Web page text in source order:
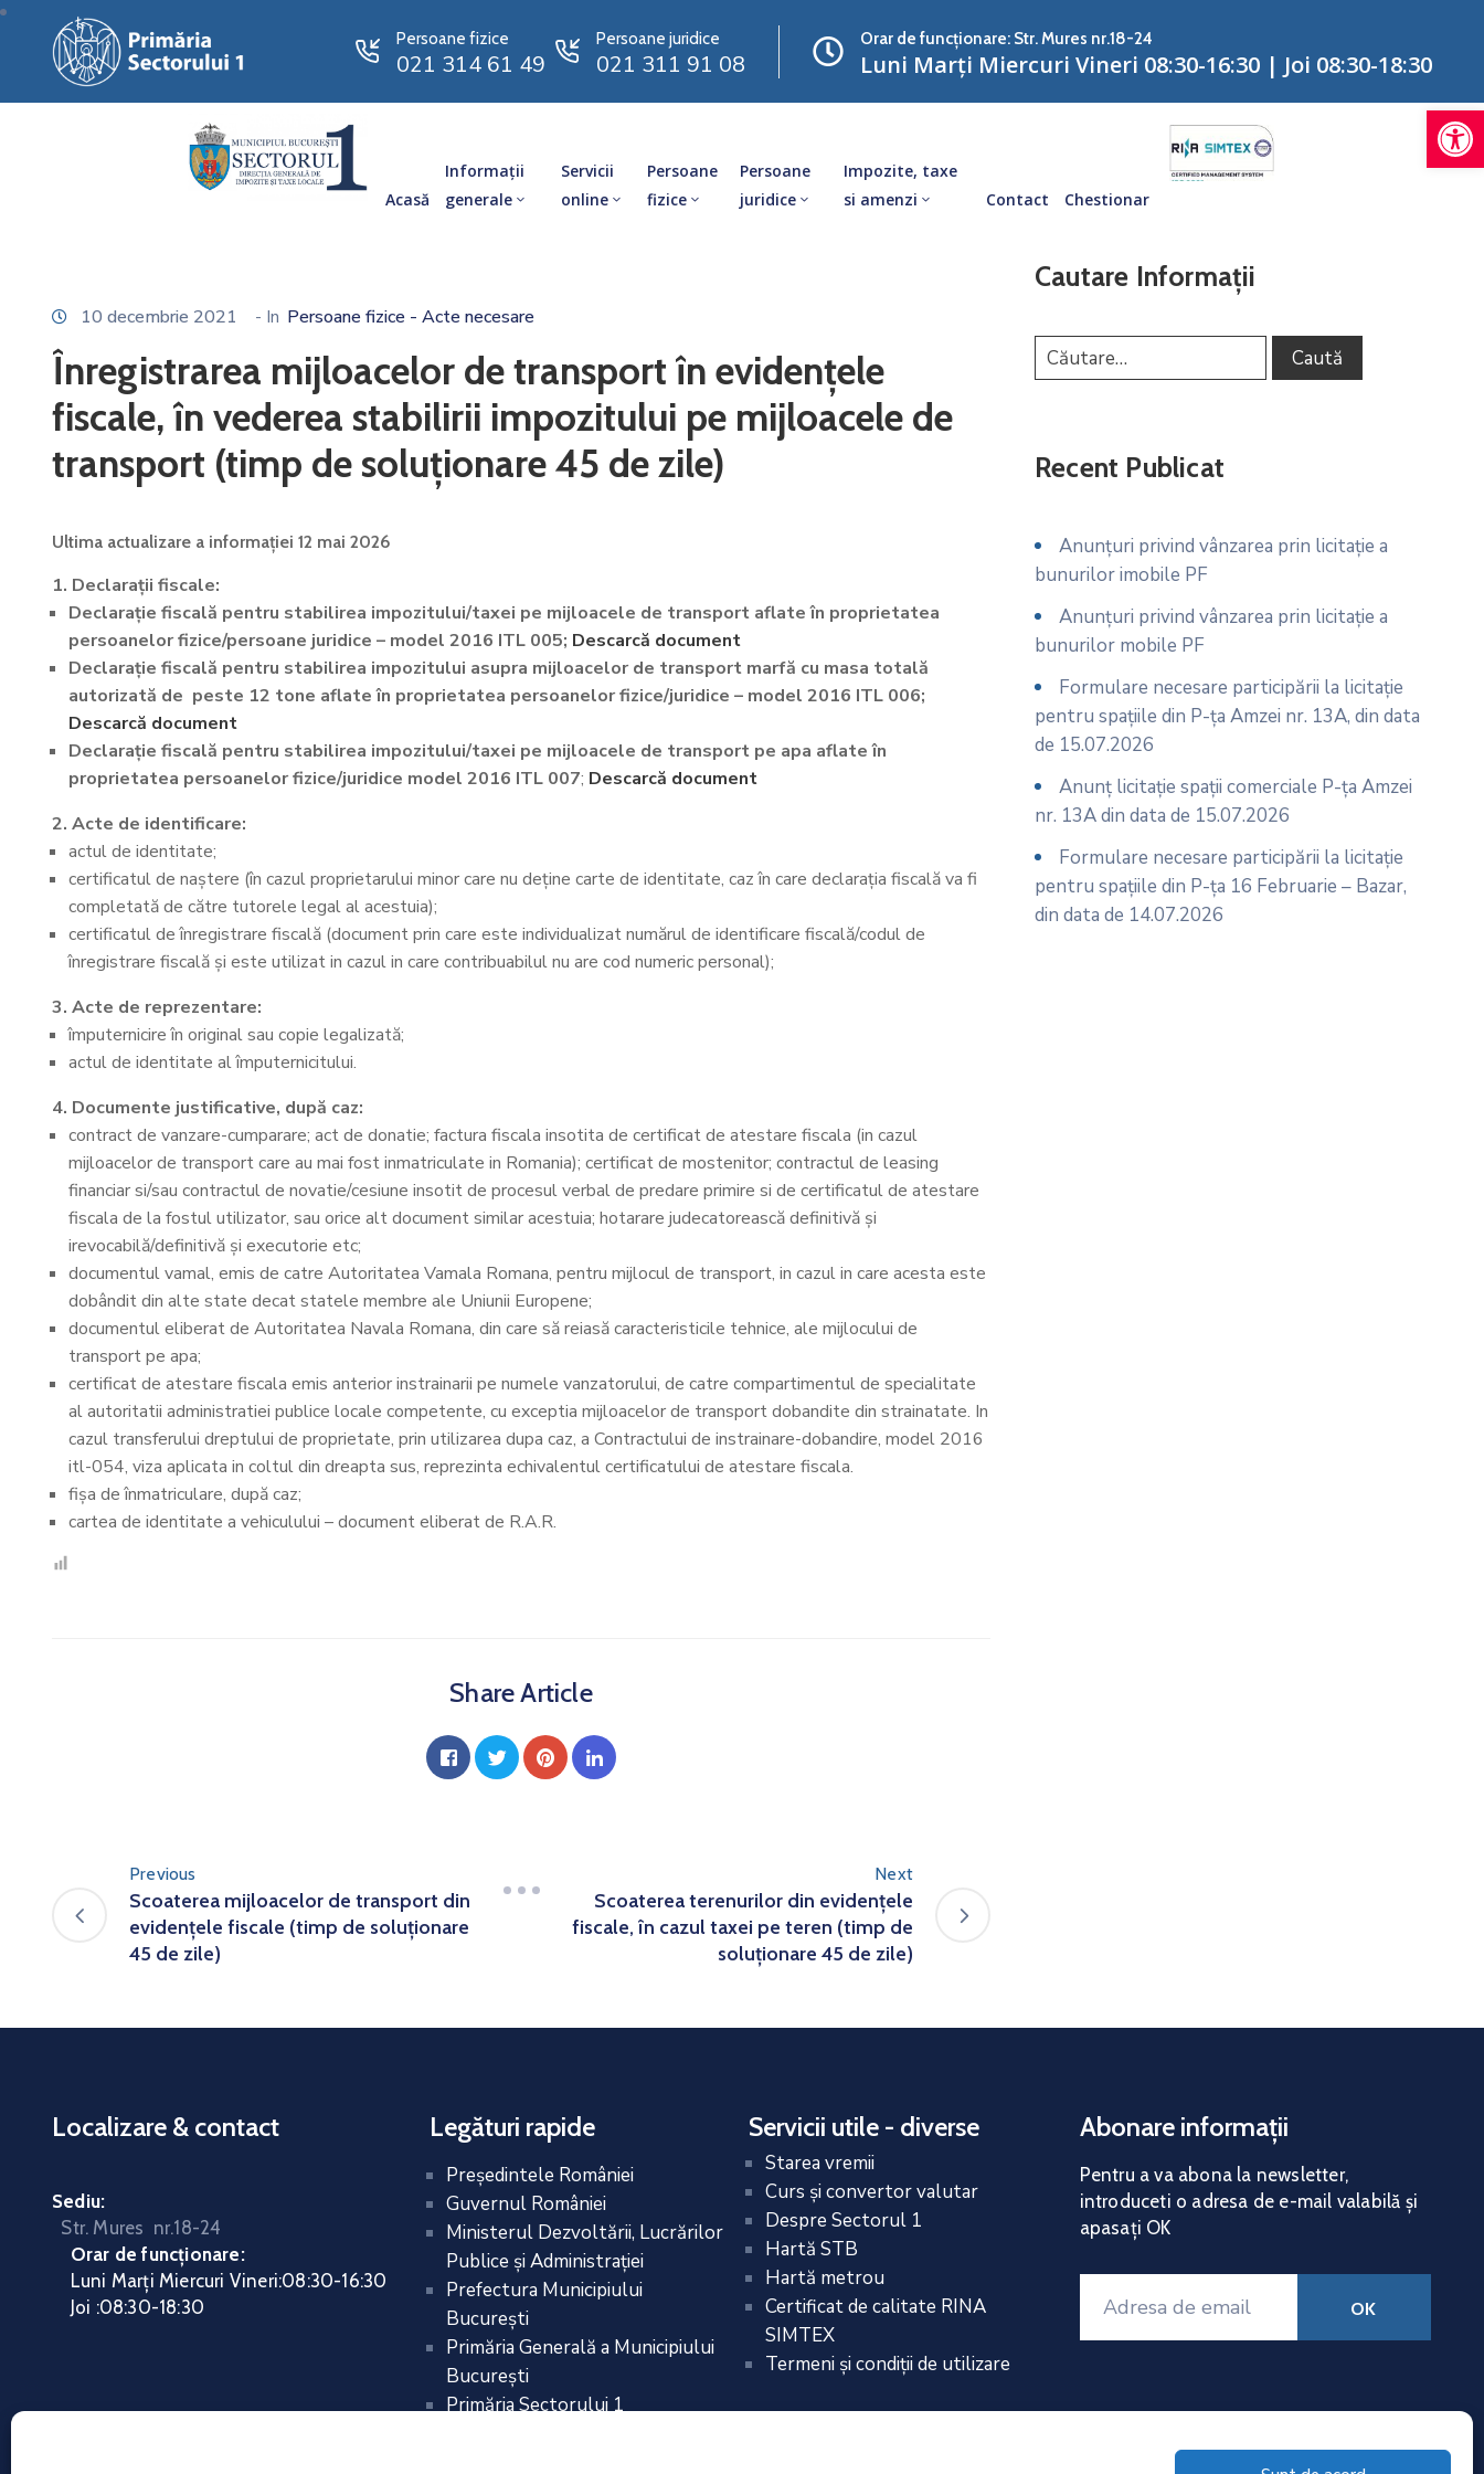
Persoane fizice
021 314 61 49
Persoane juridice
021 311 91 08
Orar de funcționare: Str. Mures nr.18-24
Luni Marți Miercuri Vineri 08:30-16:30 | Joi 08:30-18:30
Acasă
Informații
generale
Servicii
online
Persoane
fizice
Persoane
juridice
Impozite, taxe
si amenzi
Contact Chestionar
10 decembrie 2021 - In Persoane fizice - Acte necesare
Înregistrarea mijloacelor de transport în evidențele
fiscale, în vederea stabilirii impozitului pe mijloacele de
transport (timp de soluționare 45 de zile)
Ultima actualizare a informației 12 mai 2026
1. Declarații fiscale:
Declarație fiscală pentru stabilirea impozitului/taxei pe mijloacele de transport aflate în proprietatea
persoanelor fizice/persoane juridice – model 2016 ITL 005; Descarcă document
Declarație fiscală pentru stabilirea impozitului asupra mijloacelor de transport marfă cu masa totală
autorizată de peste 12 tone aflate în proprietatea persoanelor fizice/juridice – model 2016 ITL 006;
Descarcă document
Declarație fiscală pentru stabilirea impozitului/taxei pe mijloacele de transport pe apa aflate în
proprietatea persoanelor fizice/juridice model 2016 ITL 007; Descarcă document
2. Acte de identificare:
actul de identitate;
certificatul de naștere (în cazul proprietarului minor care nu deține carte de identitate, caz în care declarația fiscală va fi
completată de către tutorele legal al acestuia);
certificatul de înregistrare fiscală (document prin care este individualizat numărul de identificare fiscală/codul de
înregistrare fiscală și este utilizat in cazul in care contribuabilul nu are cod numeric personal);
3. Acte de reprezentare:
împuternicire în original sau copie legalizată;
actul de identitate al împuternicitului.
4. Documente justificative, după caz:
contract de vanzare-cumparare; act de donatie; factura fiscala insotita de certificat de atestare fiscala (in cazul
mijloacelor de transport care au mai fost inmatriculate in Romania); certificat de mostenitor; contractul de leasing
financiar si/sau contractul de novatie/cesiune insotit de procesul verbal de predare primire si de certificatul de atestare
fiscala de la fostul utilizator, sau orice alt document similar acestuia; hotarare judecatorească definitivă și
irevocabilă/definitivă și executorie etc;
documentul vamal, emis de catre Autoritatea Vamala Romana, pentru mijlocul de transport, in cazul in care acesta este
dobândit din alte state decat statele membre ale Uniunii Europene;
documentul eliberat de Autoritatea Navala Romana, din care să reiasă caracteristicile tehnice, ale mijlocului de
transport pe apa;
certificat de atestare fiscala emis anterior instrainarii pe numele vanzatorului, de catre compartimentul de specialitate
al autoritatii administratiei publice locale competente, cu exceptia mijloacelor de transport dobandite din strainatate. In
cazul transferului dreptului de proprietate, prin utilizarea dupa caz, a Contractului de instrainare-dobandire, model 2016
itl-054, viza aplicata in coltul din dreapta sus, reprezinta echivalentul certificatului de atestare fiscala.
fișa de înmatriculare, după caz;
cartea de identitate a vehiculului – document eliberat de R.A.R.
Share Article
Previous
Scoaterea mijloacelor de transport din
evidențele fiscale (timp de soluționare
45 de zile)
Next
Scoaterea terenurilor din evidențele
fiscale, în cazul taxei pe teren (timp de
soluționare 45 de zile)
Cautare Informații
Recent Publicat
Anunțuri privind vânzarea prin licitație a
bunurilor imobile PF
Anunțuri privind vânzarea prin licitație a
bunurilor mobile PF
Formulare necesare participării la licitație
pentru spațiile din P-ța Amzei nr. 13A, din data
de 15.07.2026
Anunț licitație spații comerciale P-ța Amzei
nr. 13A din data de 15.07.2026
Formulare necesare participării la licitație
pentru spațiile din P-ța 16 Februarie – Bazar,
din data de 14.07.2026
Localizare & contact
Sediu:
Str. Mures nr.18-24
Orar de funcționare:
Luni Marți Miercuri Vineri:08:30-16:30
Joi :08:30-18:30
Legături rapide
Preşedintele României
Guvernul României
Ministerul Dezvoltării, Lucrărilor
Publice și Administrației
Prefectura Municipiului
Bucureşti
Primăria Generală a Municipiului
Bucureşti
Primăria Sectorului 1
Servicii utile - diverse
Starea vremii
Curs și convertor valutar
Despre Sectorul 1
Hartă STB
Hartă metrou
Certificat de calitate RINA
SIMTEX
Termeni și condiții de utilizare
Abonare informații
Pentru a va abona la newsletter,
introduceti o adresa de e-mail valabilă și
apasați OK